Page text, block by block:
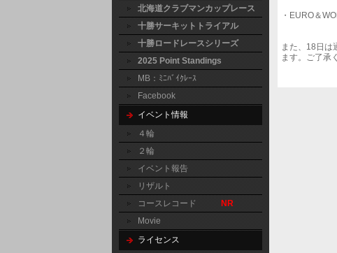
北海道クラブマンカップレース
十勝サーキットトライアル
十勝ロードレースシリーズ
2025 Point Standings
MB：ﾐﾆﾊﾞｲｸﾚｰｽ
Facebook
イベント情報
４輪
２輪
イベント報告
リザルト
コースレコード
NR
Movie
ライセンス
・EURO＆
また、18日は
ます。ご了承